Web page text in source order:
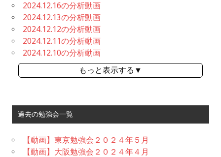
2024.12.16の分析動画
2024.12.13の分析動画
2024.12.12の分析動画
2024.12.11の分析動画
2024.12.10の分析動画
もっと表示する▼
過去の勉強会一覧
【動画】東京勉強会２０２４年５月
【動画】大阪勉強会２０２４年４月